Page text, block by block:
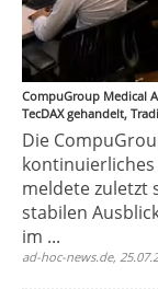
CompuGroup Medical
TecDAX gehandelt,
Die
kontinuierliches
meldete zuletzt
stabilen
im ...
ad-hoc-news.de,